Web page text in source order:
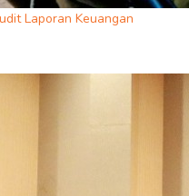
Laporan Keuangan